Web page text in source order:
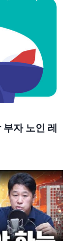
자 노인 레